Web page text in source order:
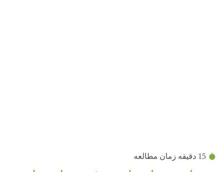
15 دقیقه زمان مطالعه